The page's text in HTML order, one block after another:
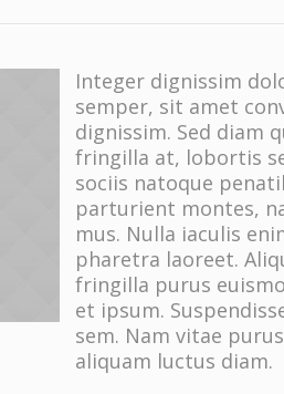
Integer dignissim
semper, sit amet
dignissim. Sed diam
fringilla at, lobortis
sociis natoque
parturient montes,
mus. Nulla iaculis
pharetra laoreet.
fringilla purus
et ipsum.
sem. Nam vitae
aliquam luctus diam.